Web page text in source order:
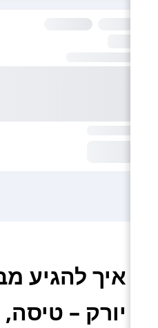
איך להגיע
יורק –